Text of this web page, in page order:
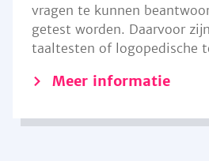
vragen te kunnen
getest worden. Daarvoor
taaltesten of logopedische
Meer informatie